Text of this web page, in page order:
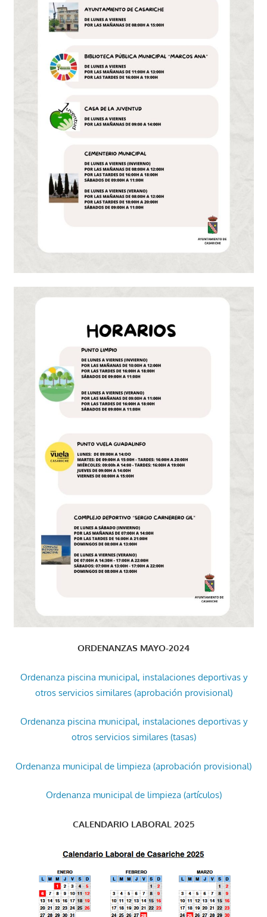
ORDENANZAS MAYO-2024
Ordenanza piscina municipal, instalaciones deportivas y
otros servicios similares (aprobación provisional)
Ordenanza piscina municipal, instalaciones deportivas y
otros servicios similares (tasas)
Ordenanza municipal de limpieza (aprobación provisional)
Ordenanza municipal de limpieza (artículos)
CALENDARIO LABORAL 2025